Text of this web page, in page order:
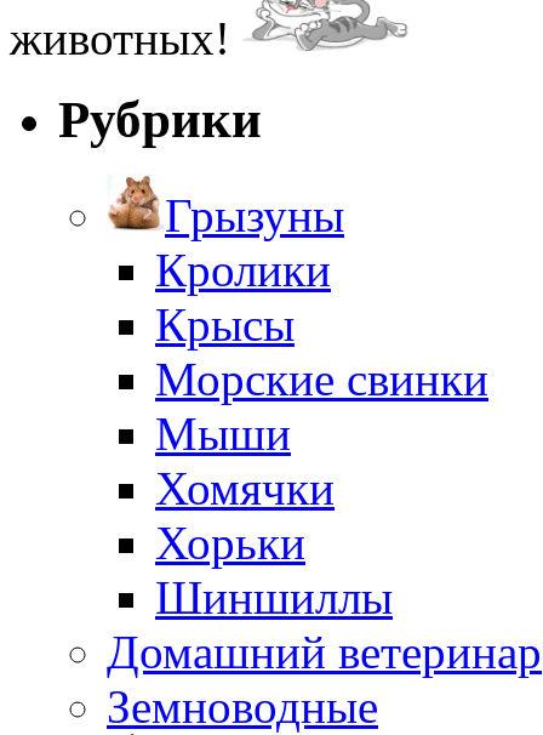
животных!
Рубрики
Грызуны
Кролики
Крысы
Морские свинки
Мыши
Хомячки
Хорьки
Шиншиллы
Домашний ветеринар
Земноводные